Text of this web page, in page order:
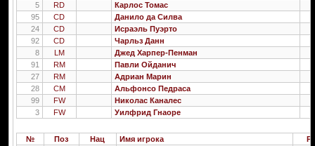
5
RD Карлос Томас
95
CD Данило да Силва
24
CD Исраэль Пуэрто
92
CD Чарльз Данн
8
LM Джед Харпер-Пенман
91
RM Павли Ойданич
27
RM Адриан Марин
28
CM Альфонсо Педраса
99
FW Николас Каналес
3
FW Уилфрид Гнаоре
№ Поз Нац Имя игрока